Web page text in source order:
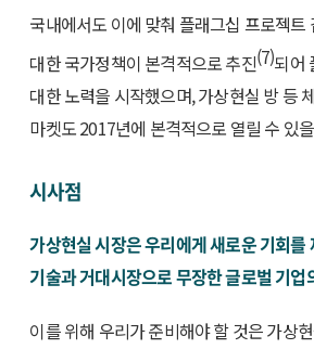
국내에서도 이에 맞춰 플래그십 프로젝트
대한 국가정책이 본격적으로 추진(7)되어
대한 노력을 시작했으며, 가상현실 방 등
마켓도 2017년에 본격적으로 열릴 수 있
시사점
가상현실 시장은 우리에게 새로운 기회를
기술과 거대시장으로 무장한 글로벌 기업
이를 위해 우리가 준비해야 할 것은 가상